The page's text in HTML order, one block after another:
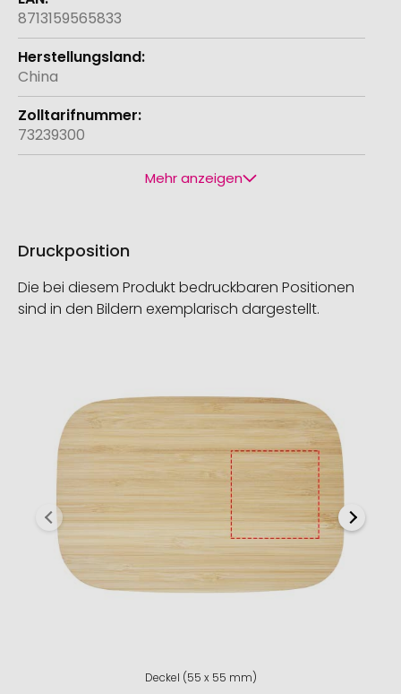
8713159565833
China
73239300
Mehr anzeigen
Druckposition
Die bei diesem Produkt bedruckbaren Positionen
sind in den Bildern exemplarisch dargestellt.
Deckel (55 x 55 mm)